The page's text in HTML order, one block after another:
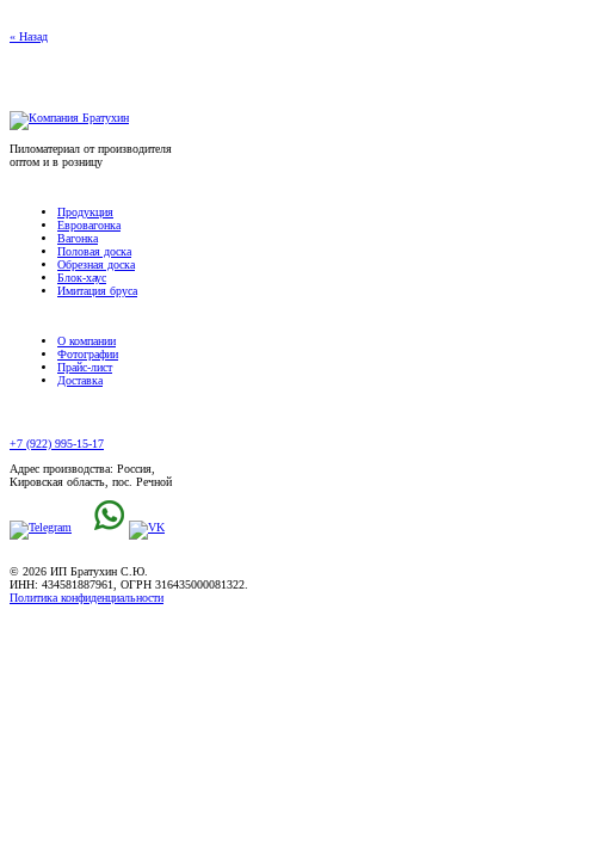
« Назад
Пиломатериал от производителя
оптом и в розницу
Продукция
Евровагонка
Вагонка
Половая доска
Обрезная доска
Блок-хаус
Имитация бруса
О компании
Фотографии
Прайс-лист
Доставка
+7 (922) 995-15-17
Адрес производства: Россия,
Кировская область, пос. Речной
© 2026 ИП Братухин С.Ю.
ИНН: 434581887961, ОГРН 316435000081322.
Политика конфиденциальности